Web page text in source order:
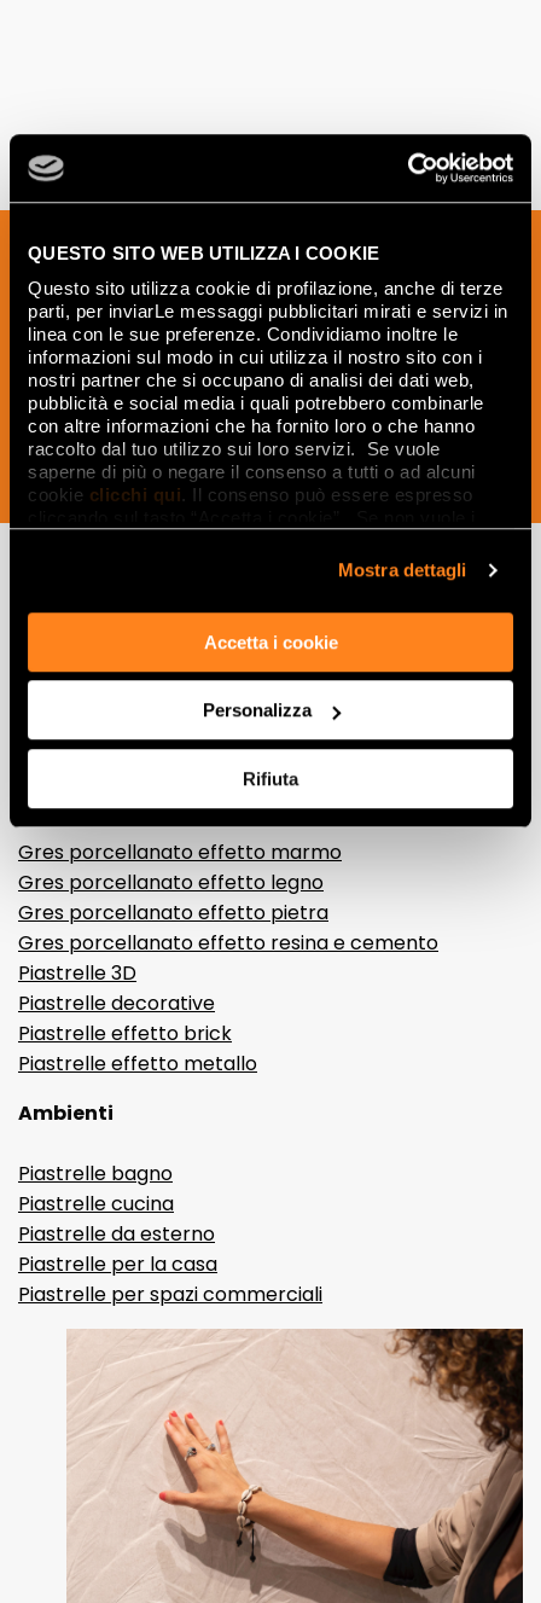
QUESTO SITO WEB UTILIZZA I COOKIE
Questo sito utilizza cookie di profilazione, anche di terze
parti, per inviarLe messaggi pubblicitari mirati e servizi in
linea con le sue preferenze. Condividiamo inoltre le
informazioni sul modo in cui utilizza il nostro sito con i
nostri partner che si occupano di analisi dei dati web,
pubblicità e social media i quali potrebbero combinarle
con altre informazioni che ha fornito loro o che hanno
raccolto dal tuo utilizzo sui loro servizi. Se vuole
saperne di più o negare il consenso a tutti o ad alcuni
cookie clicchi qui. Il consenso può essere espresso
Mostra dettagli
Accetta i cookie
Personalizza
Rifiuta
Melden Sie sich für unseren Newsletter
an, um Neuigkeiten, Aktualisierungen
und kreative Ideen aus der Welt der
Keramik und des Interior Designs zu
erhalten.
JETZT ABONNIEREN
Lasciati
ispirare
da ambienti
ed effetti
Gres porcellanato effetto marmo
Gres porcellanato effetto legno
Gres porcellanato effetto pietra
Gres porcellanato effetto resina e cemento
Piastrelle 3D
Piastrelle decorative
Piastrelle effetto brick
Piastrelle effetto metallo
Ambienti
Piastrelle bagno
Piastrelle cucina
Piastrelle da esterno
Piastrelle per la casa
Piastrelle per spazi commerciali